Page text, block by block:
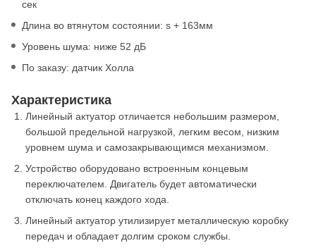
сек
Длина во втянутом состоянии: s + 163мм
Уровень шума: ниже 52 дБ
По заказу: датчик Холла
Характеристика
Линейный актуатор отличается небольшим размером,
большой предельной нагрузкой, легким весом, низким
уровнем шума и самозакрывающимся механизмом.
Устройство оборудовано встроенным концевым
переключателем. Двигатель будет автоматически
отключать конец каждого хода.
Линейный актуатор утилизирует металлическую коробку
передач и обладает долгим сроком службы.